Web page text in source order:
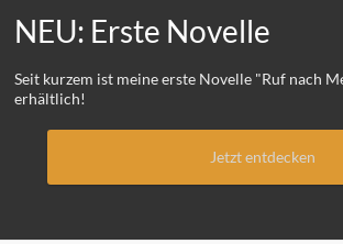
NEU: Erste Novelle
Seit kurzem ist meine erste Novelle "Ruf nach
erhältlich!
Jetzt entdecken